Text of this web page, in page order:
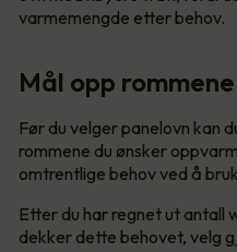
varmemengde etter behov.
Mål opp
Før du velger panelovn kan
rommene du ønsker
omtrentlige behov ved å
Etter du har regnet ut antall
dekker dette behovet, velg